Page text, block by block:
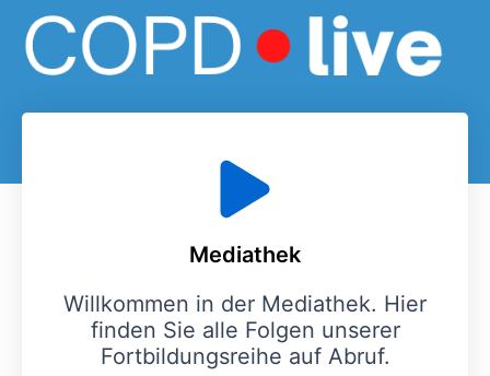
Inhalt
springen
Mediathek
Willkommen in der Mediathek. Hier
finden Sie alle Folgen unserer
Fortbildungsreihe auf Abruf.